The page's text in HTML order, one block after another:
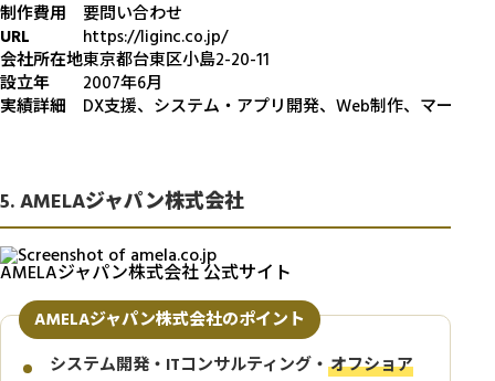
制作費用
要問い合わせ
URL
https://liginc.co.jp/
会社所在地東京都台東区小島2-20-11
設立年
2007年6月
実績詳細
DX支援、システム・アプリ開発、Web制作、マーケ
5. AMELAジャパン株式会社
AMELAジャパン株式会社 公式サイト
AMELAジャパン株式会社のポイント
システム開発・ITコンサルティング・ オフショア